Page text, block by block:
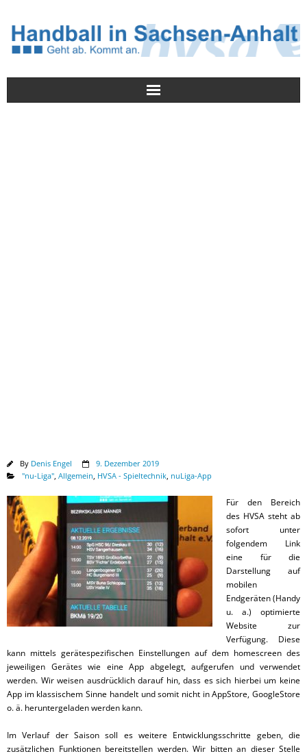
By Denis Engel
9. Dezember 2019
"nu-Liga" Allgemein HVSA - Spieltechnik nuLiga-App
Für den Bereich
des HVSA steht ab
sofort unter
folgendem Link
eine für die
Darstellung auf
mobilen
Endgeräten (Handy
u. a.) optimierte
Website zur
Verfügung. Diese
kann mittels gerätespezifischen Einstellungen auf dem homescreen des
jeweiligen Gerätes wie eine App abgelegt, aufgerufen und verwendet
werden. Wir weisen ausdrücklich darauf hin, dass es sich hierbei um keine
App im klassischem Sinne handelt und somit nicht in AppStore, GoogleStore
o. ä. heruntergeladen werden kann.
Im Verlauf der Saison soll es weitere Entwicklungsschritte geben, die
zusätzlichen Funktionen bereitstellen werden. Wir bitten an dieser Stelle